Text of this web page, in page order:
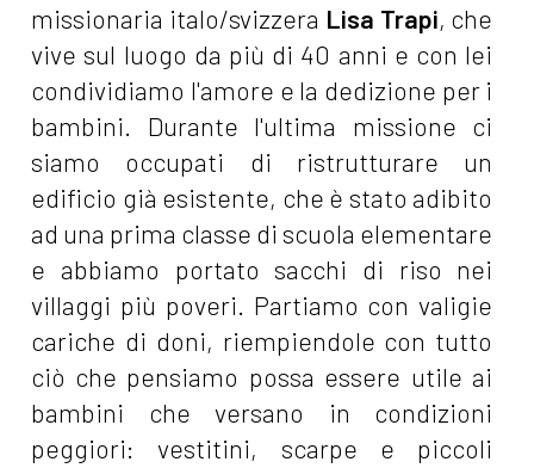
missionaria italo/svizzera Lisa Trapi, che
vive sul luogo da più di 40 anni e con lei
condividiamo l'amore e la dedizione per i
bambini. Durante l'ultima missione ci
siamo occupati di ristrutturare un
edificio già esistente, che è stato adibito
ad una prima classe di scuola elementare
e abbiamo portato sacchi di riso nei
villaggi più poveri. Partiamo con valigie
cariche di doni, riempiendole con tutto
ciò che pensiamo possa essere utile ai
bambini che versano in condizioni
peggiori: vestitini, scarpe e piccoli